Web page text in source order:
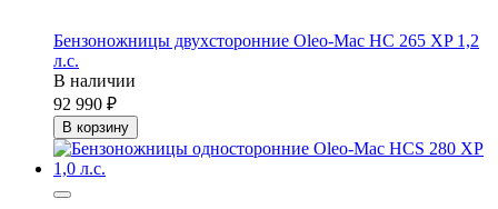
Бензоножницы двухсторонние Oleo-Mac HC 265 XP 1,2
л.с.
В наличии
92 990
В корзину